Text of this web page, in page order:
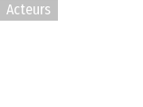
Acteurs